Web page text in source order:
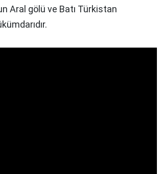
Aral gölü ve Batı Türkistan